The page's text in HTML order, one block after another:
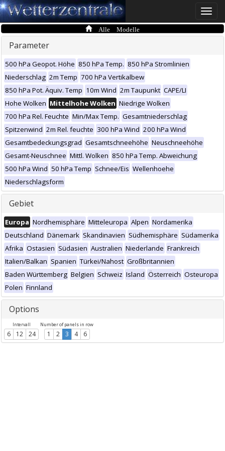
Toggle
Alle Modelle
Parameter
500 hPa Geopot. Höhe 850 hPa Temp. 850 hPa Stromlinien
Niederschlag 2m Temp 700 hPa Vertikalbew
850 hPa Pot. Äquiv. Temp 10m Wind 2m Taupunkt CAPE/LI
Hohe Wolken Mittelhohe Wolken Niedrige Wolken
700 hPa Rel. Feuchte Min/Max Temp. Gesamtniederschlag
Spitzenwind 2m Rel. feuchte 300 hPa Wind 200 hPa Wind
Gesamtbedeckungsgrad Gesamtschneehöhe Neuschneehöhe
Gesamt-Neuschnee Mittl. Wolken 850 hPa Temp. Abweichung
500 hPa Wind 50 hPa Temp Schnee/Eis Wellenhoehe
Niederschlagsform
Gebiet
Europa Nordhemisphäre Mitteleuropa Alpen Nordamerika
Deutschland Dänemark Skandinavien Südhemisphäre Südamerika
Afrika Ostasien Südasien Australien Niederlande Frankreich
Italien/Balkan Spanien Türkei/Nahost Großbritannien
Baden Württemberg Belgien Schweiz Island Österreich Osteuropa
Polen Finnland
Options
Intervall
6 12 24
Number of panels in row
1 2 3 4 6